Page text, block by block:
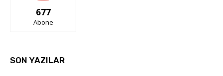
677
Abone
SON YAZILAR